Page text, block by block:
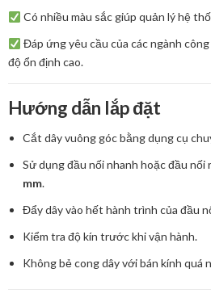
Có nhiều màu sắc giúp quản lý hệ
Đáp ứng yêu cầu của các ngành
độ ổn định cao.
Hướng dẫn lắp đặt
Cắt dây vuông góc bằng dụng cụ
Sử dụng đầu nối nhanh hoặc đầu
mm.
Đẩy dây vào hết hành trình của đầu
Kiểm tra độ kín trước khi vận hành.
Không bẻ cong dây với bán kính quá